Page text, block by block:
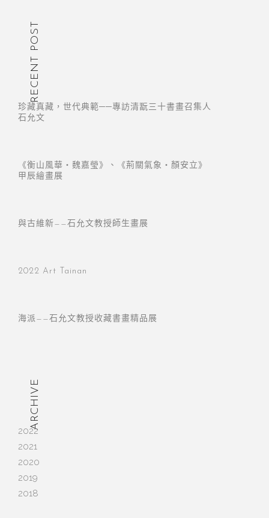
RECENT POST
珍藏真藏，世代典範──專訪清翫三十書畫召集人
石允文
《衡山風華・魏嘉瑩》、《荊關氣象・顏安立》
甲辰繪畫展
與古維新——石允文教授師生畫展
2022 Art Tainan
海派——石允文教授收藏書畫精品展
ARCHIVE
2022
2021
2020
2019
2018